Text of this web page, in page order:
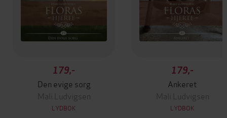
179,-
Den evige sorg
Mali Ludvigsen
LYDBOK
179,-
Ankeret
Mali Ludvigsen
LYDBOK